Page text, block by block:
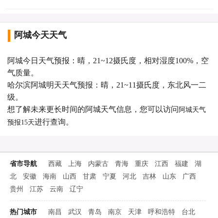
阿城今天天气
阿城今日天气预报：晴，21~12摄氏度，相对湿度100%，空
气质量。
哈尔滨阿城明天天气预报：晴，21~11摄氏度，东北风一二
级。
想了解未来更长时间的阿城天气信息，您可以访问 阿城天气
预报15天进行查询。
省市导航 西藏 上海 内蒙古 青海 重庆 江西 福建
湖
北
安徽 海南 山西 甘肃 宁夏 河北 吉林 山东
广西
贵州
江苏 云南 辽宁
热门城市 南昌 武汉 青岛 南京 天津 呼和浩特 台北